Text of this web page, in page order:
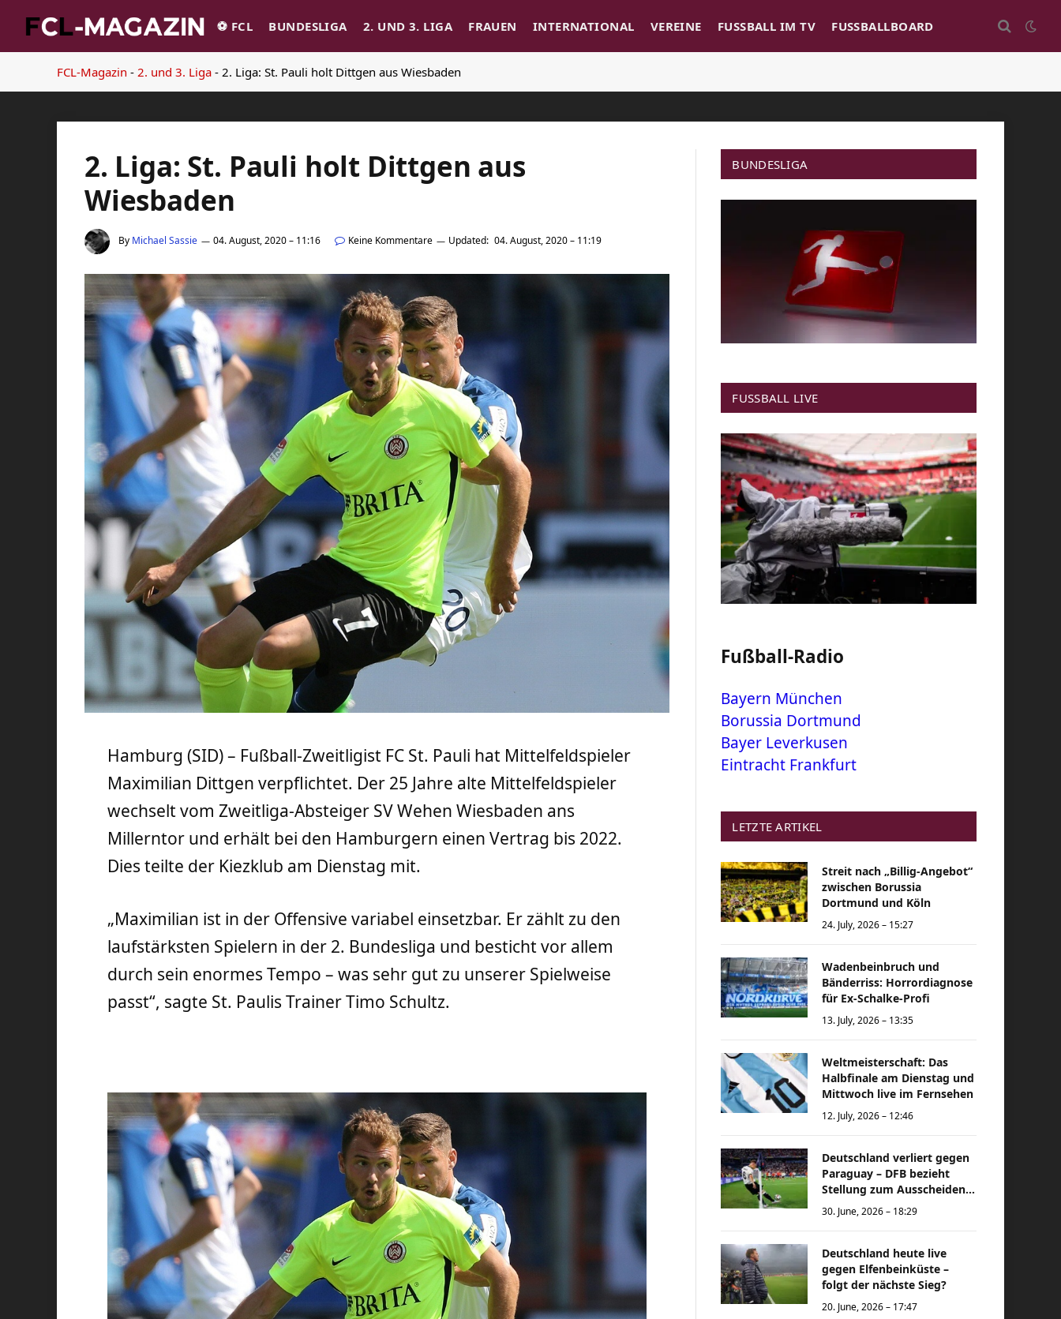
⚽️ FCL BUNDESLIGA 2. UND 3. LIGA FRAUEN INTERNATIONAL VEREINE FUSSBALL IM TV FUSSBALLBOARD
FCL-Magazin - 2. und 3. Liga - 2. Liga: St. Pauli holt Dittgen aus Wiesbaden
2. Liga: St. Pauli holt Dittgen aus
Wiesbaden
By Michael Sassie 04. August, 2020 – 11:16 Keine Kommentare Updated: 04. August, 2020 – 11:19
Hamburg (SID) – Fußball-Zweitligist FC St. Pauli hat Mittelfeldspieler
Maximilian Dittgen verpflichtet. Der 25 Jahre alte Mittelfeldspieler
wechselt vom Zweitliga-Absteiger SV Wehen Wiesbaden ans
Millerntor und erhält bei den Hamburgern einen Vertrag bis 2022.
Dies teilte der Kiezklub am Dienstag mit.
„Maximilian ist in der Offensive variabel einsetzbar. Er zählt zu den
laufstärksten Spielern in der 2. Bundesliga und besticht vor allem
durch sein enormes Tempo – was sehr gut zu unserer Spielweise
passt“, sagte St. Paulis Trainer Timo Schultz.
BUNDESLIGA
FUSSBALL LIVE
Fußball-Radio
Bayern München
Borussia Dortmund
Bayer Leverkusen
Eintracht Frankfurt
LETZTE ARTIKEL
Streit nach „Billig-Angebot“
zwischen Borussia
Dortmund und Köln
24. July, 2026 – 15:27
Wadenbeinbruch und
Bänderriss: Horrordiagnose
für Ex-Schalke-Profi
13. July, 2026 – 13:35
Weltmeisterschaft: Das
Halbfinale am Dienstag und
Mittwoch live im Fernsehen
12. July, 2026 – 12:46
Deutschland verliert gegen
Paraguay – DFB bezieht
Stellung zum Ausscheiden
bei der Weltmeisterschaft
30. June, 2026 – 18:29
Deutschland heute live
gegen Elfenbeinküste –
folgt der nächste Sieg?
20. June, 2026 – 17:47